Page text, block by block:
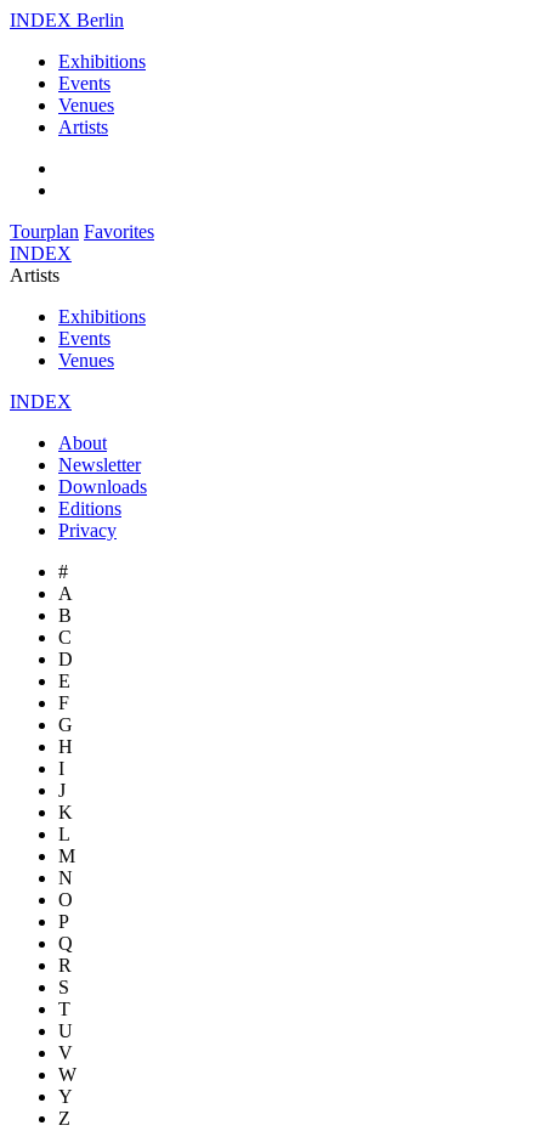
INDEX Berlin
Exhibitions
Events
Venues
Artists
Tourplan Favorites
INDEX
Artists
Exhibitions
Events
Venues
INDEX
About
Newsletter
Downloads
Editions
Privacy
#
A
B
C
D
E
F
G
H
I
J
K
L
M
N
O
P
Q
R
S
T
U
V
W
Y
Z